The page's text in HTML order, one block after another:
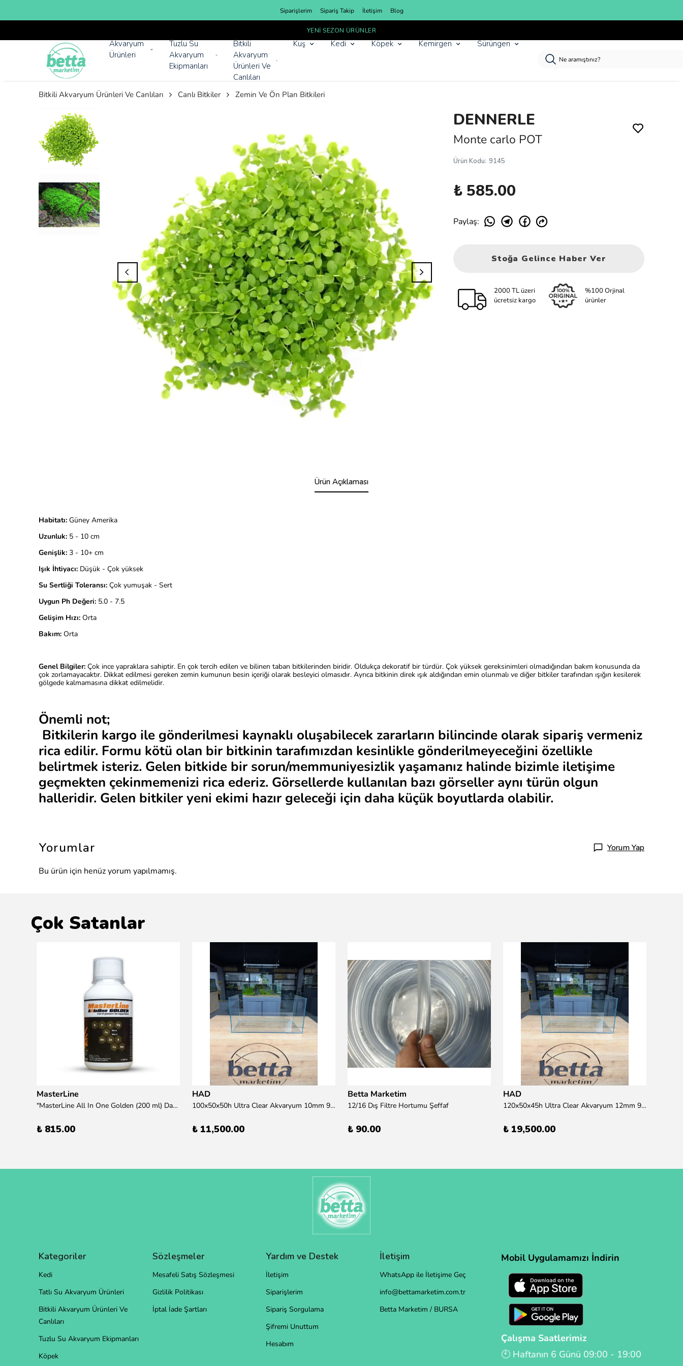
Siparişlerim Sipariş Takip İletişim Blog
YENI SEZON ÜRÜNLER
Akvaryum
Ürünleri
Tuzlu Su
Akvaryum
Ekipmanları
Bitkili
Akvaryum
Ürünleri Ve
Canlıları
Kuş Kedi Köpek Kemirgen Sürüngen
Bitkili Akvaryum Ürünleri Ve Canlıları Canlı Bitkiler Zemin Ve Ön Plan Bitkileri
DENNERLE
Monte carlo POT
Ürün Kodu: 9145
₺ 585.00
Paylaş:
Stoğa Gelince Haber Ver
2000 TL üzeri
ücretsiz kargo
%100 Orjinal
ürünler
Ürün Açıklaması
Habitatı: Güney Amerika
Uzunluk: 5 - 10 cm
Genişlik: 3 - 10+ cm
Işık İhtiyacı: Düşük - Çok yüksek
Su Sertliği Toleransı: Çok yumuşak - Sert
Uygun Ph Değeri: 5.0 - 7.5
Gelişim Hızı: Orta
Bakım: Orta
Genel Bilgiler: Çok ince yapraklara sahiptir. En çok tercih edilen ve bilinen taban bitkilerinden biridir. Oldukça dekoratif bir türdür. Çok yüksek gereksinimleri olmadığından bakım konusunda da
çok zorlamayacaktır. Dikkat edilmesi gereken zemin kumunun besin içeriği olarak besleyici olmasıdır. Ayrıca bitkinin direk ışık aldığından emin olunmalı ve diğer bitkiler tarafından ışığın kesilerek
gölgede kalmamasına dikkat edilmelidir.
Önemli not;
Bitkilerin kargo ile gönderilmesi kaynaklı oluşabilecek zararların bilincinde olarak sipariş vermeniz
rica edilir. Formu kötü olan bir bitkinin tarafımızdan kesinlikle gönderilmeyeceğini özellikle
belirtmek isteriz. Gelen bitkide bir sorun/memmuniyesizlik yaşamanız halinde bizimle iletişime
geçmekten çekinmemenizi rica ederiz. Görsellerde kullanılan bazı görseller aynı türün olgun
halleridir. Gelen bitkiler yeni ekimi hazır geleceği için daha küçük boyutlarda olabilir.
Yorumlar Yorum Yap
Bu ürün için henüz yorum yapılmamış.
Çok Satanlar
MasterLine
"MasterLine All In One Golden (200 ml) Daha yüksek zorluk derecesine sahip bitkiler için Özel formül Tam Besin "
₺ 815.00
HAD
100x50x50h Ultra Clear Akvaryum 10mm 90derece Birleşim /Sadece Otobüs Kargosu ile Gönderim Yapılır !
₺ 11,500.00
Betta Marketim
12/16 Dış Filtre Hortumu Şeffaf
₺ 90.00
HAD
120x50x45h Ultra Clear Akvaryum 12mm 90 derece Birleşim (Otobüs Kargosu İle Gönderim Sağlanmaktadır)
₺ 19,500.00
Kategoriler
Kedi
Tatlı Su Akvaryum Ürünleri
Bitkili Akvaryum Ürünleri Ve
Canlıları
Tuzlu Su Akvaryum Ekipmanları
Köpek
Sözleşmeler
Mesafeli Satış Sözleşmesi
Gizlilik Politikası
İptal İade Şartları
Yardım ve Destek
İletişim
Siparişlerim
Sipariş Sorgulama
Şifremi Unuttum
Hesabım
İletişim
WhatsApp ile İletişime Geç
info@bettamarketim.com.tr
Betta Marketim / BURSA
Mobil Uygulamamızı İndirin
Çalışma Saatlerimiz
🕙 Haftanın 6 Günü 09:00 - 19:00